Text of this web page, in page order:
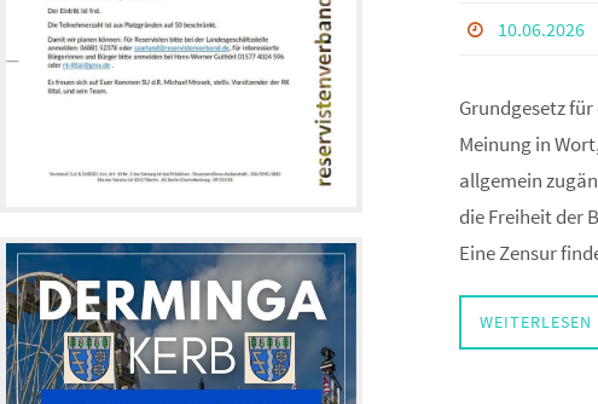
10.06.2026
Grundgesetz
Meinung in
allgemein
die Freiheit der
Eine Zensur
WEITERLESEN